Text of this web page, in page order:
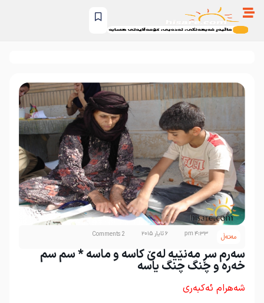
مەتەڵ 4:33 pm 6 ئایار 2015 2 Comments
سه‌رم سڕ مه‌نێیه‌ له‌ێ کاسه‌ و ماسه * سم سم
خه‌ره‌ و چنگ چنگ یاسه
شه‌هرام ئه‌کبه‌ری